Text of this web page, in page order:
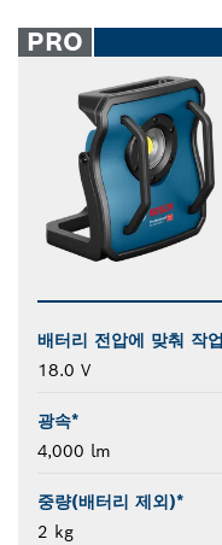
PRO
배터리 전압에 맞춰 작업
18.0 V
광속*
4,000 lm
중량(배터리 제외)*
2 kg